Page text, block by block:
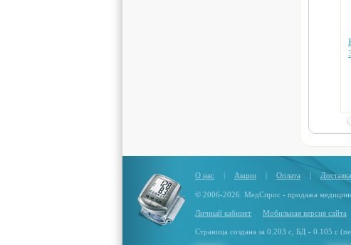
О нас | Акции | Оплата | Доставка
© 2006-2026. МедСпрос - продажа
Личный кабинет Мобильная версия сайта
Страница создана за 0.203 с, БД - 0.105 с